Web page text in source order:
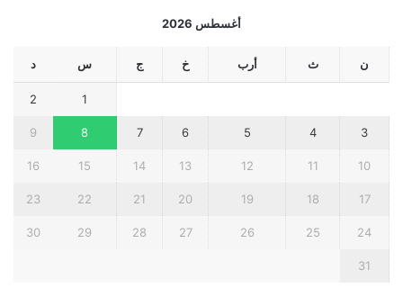
أغسطس 2026
ن ث أرب خ ج س د
1
2
3
4
5
6
7
8
9
10
11
12
13
14
15
16
17
18
19
20
21
22
23
24
25
26
27
28
29
30
31